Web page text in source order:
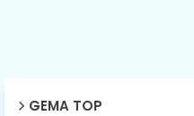
GEMA TOP